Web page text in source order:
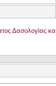
Δασολογίας